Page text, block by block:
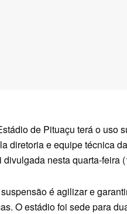
de Pituaçu terá o uso
diretoria e equipe técnica
divulgada nesta quarta-feira
é agilizar e
O estádio foi sede para